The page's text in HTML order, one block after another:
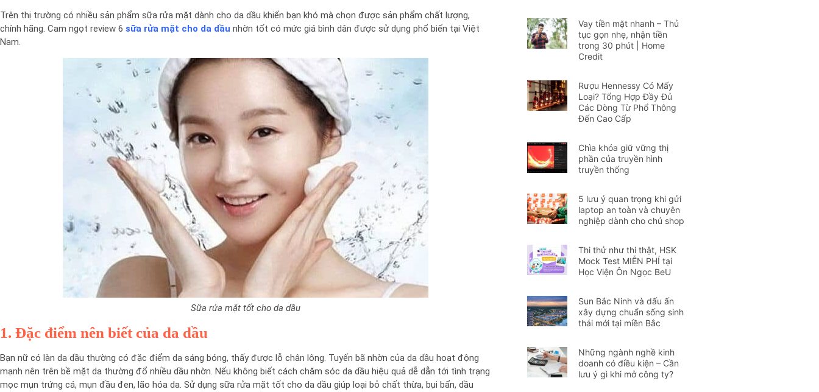
Trên thị trường có nhiều sản phẩm sữa rửa mặt dành cho da dầu khiến bạn khó mà chọn được sản phẩm chất lượng,
chính hãng. Cam ngọt review 6 sữa rửa mặt cho da dầu nhờn tốt có mức giá bình dân được sử dụng phổ biến tại Việt
Nam.
Sữa rửa mặt tốt cho da dầu
1. Đặc điểm nên biết của da dầu
Bạn nữ có làn da dầu thường có đặc điểm da sáng bóng, thấy được lỗ chân lông. Tuyến bã nhờn của da dầu hoạt động
mạnh nên trên bề mặt da thường đổ nhiều dầu nhờn. Nếu không biết cách chăm sóc da dầu hiệu quả dễ dẫn tới tình trạng
mọc mụn trứng cá, mụn đầu đen, lão hóa da. Sử dụng sữa rửa mặt tốt cho da dầu giúp loại bỏ chất thừa, bụi bẩn, dầu
Vay tiền mặt nhanh – Thủ
tục gọn nhẹ, nhận tiền
trong 30 phút | Home
Credit
Rượu Hennessy Có Mấy
Loại? Tổng Hợp Đầy Đủ
Các Dòng Từ Phổ Thông
Đến Cao Cấp
Chìa khóa giữ vững thị
phần của truyền hình
truyền thống
5 lưu ý quan trọng khi gửi
laptop an toàn và chuyên
nghiệp dành cho chủ shop
Thi thử như thi thật, HSK
Mock Test MIỄN PHÍ tại
Học Viện Ôn Ngọc BeU
Sun Bắc Ninh và dấu ấn
xây dựng chuẩn sống sinh
thái mới tại miền Bắc
Những ngành nghề kinh
doanh có điều kiện – Cần
lưu ý gì khi mở công ty?